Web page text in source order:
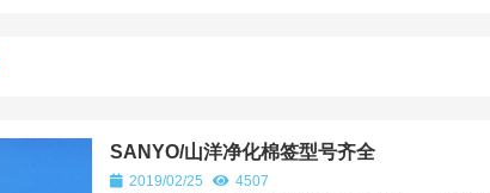
SANYO/山洋净化棉签型号齐全
2019/02/25 4507